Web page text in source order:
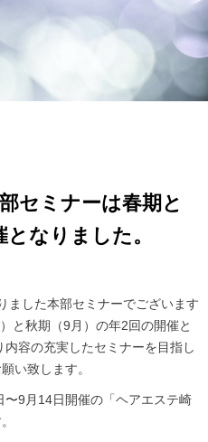
セミナーは春期と
なりました。
ました本部セミナーでございます
と秋期（9月）の年2回の開催と
内容の充実したセミナーを目指し
い致します。
〜9月14日開催の「ヘアエステ崎